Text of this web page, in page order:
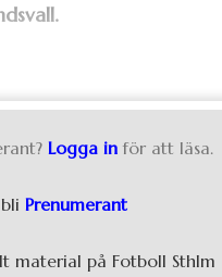
Logga in för att läsa.
Prenumerant
material på Fotboll Sthlm